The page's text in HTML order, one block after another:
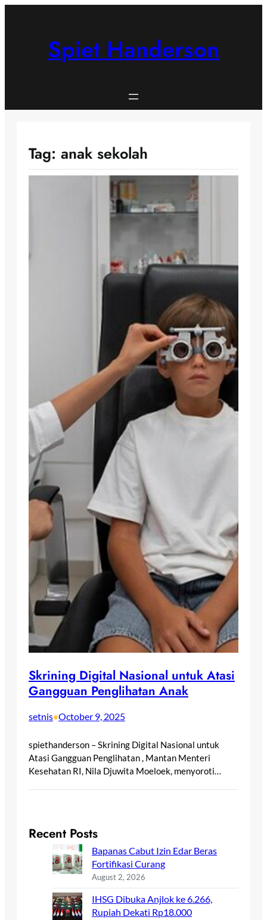
Spiet Handerson
Tag: anak sekolah
Skrining Digital Nasional untuk Atasi
Gangguan Penglihatan Anak
setnis•October 9, 2025
spiethanderson – Skrining Digital Nasional untuk
Atasi Gangguan Penglihatan , Mantan Menteri
Kesehatan RI, Nila Djuwita Moeloek, menyoroti…
Recent Posts
Bapanas Cabut Izin Edar Beras
Fortifikasi Curang
August 2, 2026
IHSG Dibuka Anjlok ke 6.266,
Rupiah Dekati Rp18.000